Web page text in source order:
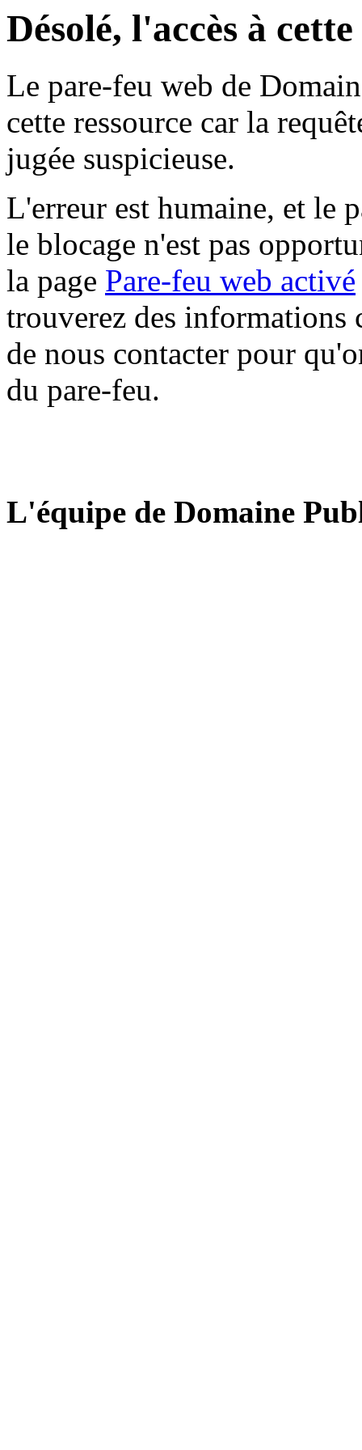
Désolé, l'accès à
Le pare-feu web de
cette ressource car la
jugée suspicieuse.
L'erreur est humaine, et le
le blocage n'est pas
la page Pare-feu web activé
trouverez des informations
de nous contacter pour
du pare-feu.
L'équipe de Domaine